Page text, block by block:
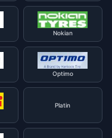
Nokian
Optimo
Platin